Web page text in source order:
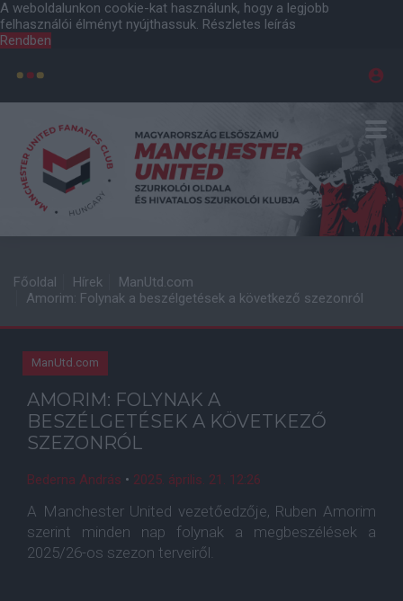
A weboldalunkon cookie-kat használunk, hogy a legjobb
felhasználói élményt nyújthassuk. Részletes leírás
Rendben
Főoldal Hírek
ManUtd.com
Amorim: Folynak a beszélgetések a következő szezonról
ManUtd.com
AMORIM: FOLYNAK A
BESZÉLGETÉSEK A KÖVETKEZŐ
SZEZONRÓL
Bederna András • 2025. április. 21. 12:26
A Manchester United vezetőedzője, Ruben Amorim
szerint minden nap folynak a megbeszélések a
2025/26-os szezon terveiről.